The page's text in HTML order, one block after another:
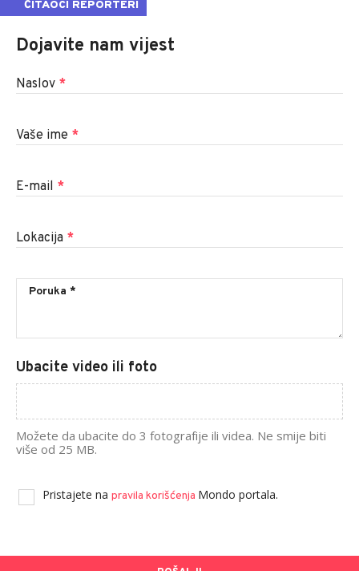
ČITAOCI REPORTERI
Dojavite nam vijest
Naslov *
Vaše ime *
E-mail *
Lokacija *
Ubacite video ili foto
Možete da ubacite do 3 fotografije ili videa. Ne smije biti
više od 25 MB.
Pristajete na pravila korišćenja Mondo portala.